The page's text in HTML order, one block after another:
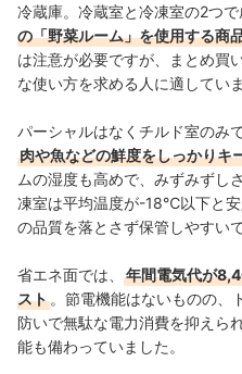
冷蔵庫。冷蔵室と冷凍室の2つで
の「野菜ルーム」を使用する商
は注意が必要ですが、まとめ買
な使い方を求める人に適していま
パーシャルはなくチルド室のみ
肉や魚などの鮮度をしっかりキ
ムの湿度も高めで、みずみずし
凍室は平均温度が-18℃以下と
の品質を落とさず保管しやすい
省エネ面では、
年間電気代が
スト 。節電機能はないものの、
防いで無駄な電力消費を抑えら
能も備わっていました。